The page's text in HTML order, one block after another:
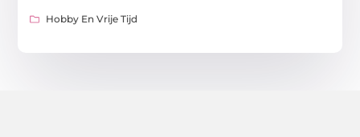
Hobby En Vrije Tijd